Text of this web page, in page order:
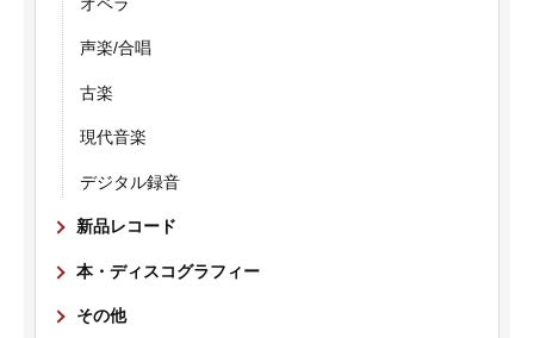
オペラ
声楽/合唱
古楽
現代音楽
デジタル録音
新品レコード
本・ディスコグラフィー
その他